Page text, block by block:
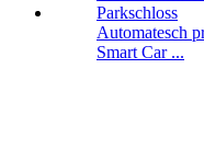
Automatesch
Smart Car ...